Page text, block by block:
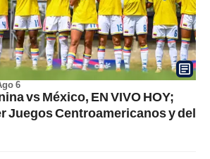
6
vs México, EN VIVO HOY;
Juegos Centroamericanos y del